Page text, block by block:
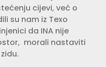
cijevi, već o
su nam iz Texo
da INA nije
morali nastaviti